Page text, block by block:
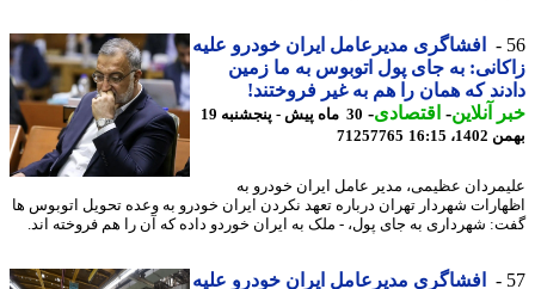
افشاگری مدیرعامل ایران خودرو علیه
به جای پول اتوبوس به ما زمین
که همان را هم به غیر فروختند!
آنلاین-اقتصادی-
30 ماه پیش - پنجشنبه 19
16:15
71257765
عظیمی، مدیر عامل ایران خودرو به
شهردار تهران درباره تعهد نکردن ایران خودرو به وعده تحویل اتوبوس ها
شهرداری به جای پول، - ملک به ایران خوردو داده که آن را هم فروخته اند.
افشاگری مدیرعامل ایران خودرو علیه